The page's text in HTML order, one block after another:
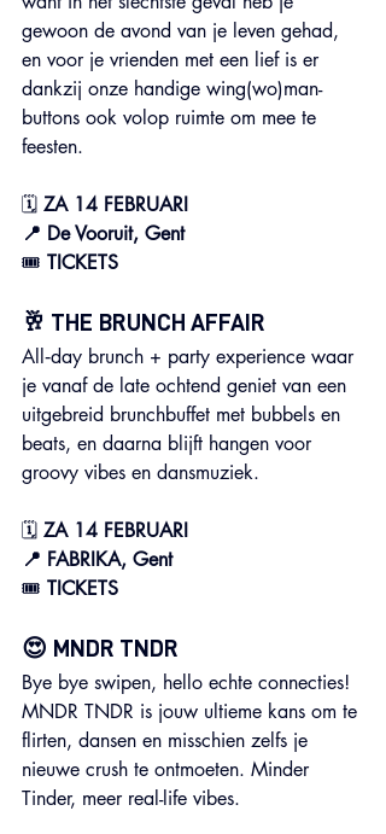
gewoon de avond van je leven gehad,
en voor je vrienden met een lief is er
dankzij onze handige wing(wo)man-
buttons ook volop ruimte om mee te
feesten.
🗓 ZA 14 FEBRUARI
📍 De Vooruit, Gent
🎟️ TICKETS
🥂 THE BRUNCH AFFAIR
All‑day brunch + party experience waar
je vanaf de late ochtend geniet van een
uitgebreid brunchbuffet met bubbels en
beats, en daarna blijft hangen voor
groovy vibes en dansmuziek.
🗓 ZA 14 FEBRUARI
📍 FABRIKA, Gent
🎟️ TICKETS
😍 MNDR TNDR
Bye bye swipen, hello echte connecties!
MNDR TNDR is jouw ultieme kans om te
flirten, dansen en misschien zelfs je
nieuwe crush te ontmoeten. Minder
Tinder, meer real-life vibes.